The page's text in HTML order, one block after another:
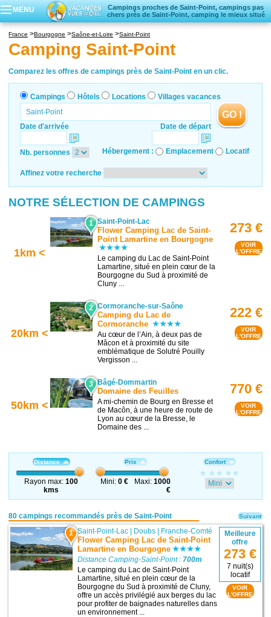
MENU
Campings proches de Saint-Point, campings pas
chers près de Saint-Point, camping le mieux situé
Hôtels
Locations vacances
Villages vacances
France Bourgogne Saône-et-Loire Saint-Point
Camping Saint-Point
Comparez les offres de campings près de Saint-Point en un clic.
Campings Hôtels Locations Villages vacances
Date d'arrivée Date de départ
GO !
Nb. personnes Hébergement : Emplacement Locatif
Affinez votre recherche
NOTRE SÉLECTION DE CAMPINGS
1km <
1 Saint-Point-Lac
Flower Camping Lac de Saint-
Point Lamartine en Bourgogne
Le camping du Lac de Saint-Point
Lamartine, situé en plein cœur de la
Bourgogne du Sud à proximité de
Cluny ...
273 €
VOIR
L'OFFRE
20km <
2 Cormoranche-sur-Saône
Camping du Lac de
Cormoranche
Au cœur de l’Ain, à deux pas de
Mâcon et à proximité du site
emblématique de Solutré Pouilly
Vergisson ...
222 €
VOIR
L'OFFRE
50km <
3 Bâgé-Dommartin
Domaine des Feuilles
A mi-chemin de Bourg en Bresse et
de Macôn, à une heure de route de
Lyon au cœur de la Bresse, le
Domaine des ...
770 €
VOIR
L'OFFRE
Distance
Rayon max:100
kms
Prix
Mini: 0 € Maxi:1000
€
Confort
80 campings recommandés près de Saint-Point
1 Saint-Point-Lac | Doubs | Franche-Comté
Flower Camping Lac de Saint-Point
Lamartine en Bourgogne
Distance Camping-Saint-Point : 700m
Le camping du Lac de Saint-Point
Lamartine, situé en plein cœur de la
Bourgogne du Sud à proximité de Cluny,
offre un accès privilégié aux berges du lac
pour profiter de baignades naturelles dans
un environnement ...
Meilleure
offre
273 €
7 nuit(s)
locatif
VOIR
L'OFFRE
Suivant